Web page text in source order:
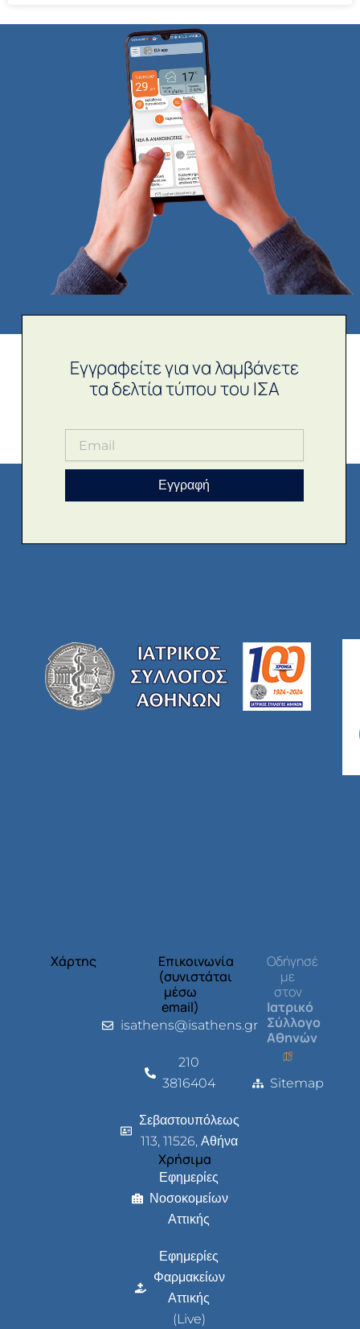
Εγγραφείτε για να λαμβάνετε
τα δελτία τύπου του ΙΣΑ
Εγγραφή
Χάρτης
Επικοινωνία
(συνιστάται
μέσω
email)
isathens@isathens.gr
210
3816404
Σεβαστουπόλεως
113, 11526, Αθήνα
Χρήσιμα
Εφημερίες
Νοσοκομείων
Αττικής
Εφημερίες
Φαρμακείων
Αττικής
(Live)
Οδήγησέ
με
στον
Ιατρικό
Σύλλογο
Αθηνών
Sitemap